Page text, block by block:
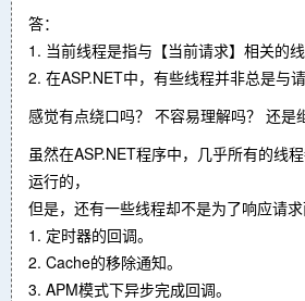
答：
1. 当前线程是指与【当前请求】相关的线
2. 在ASP.NET中，有些线程并非总是与请
感觉有点绕口吗？ 不容易理解吗？ 还是
虽然在ASP.NET程序中，几乎所有的线
运行的，
但是，还有一些线程却不是为了响应请求
1. 定时器的回调。
2. Cache的移除通知。
3. APM模式下异步完成回调。